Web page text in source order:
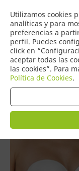
Utilizamos cookies
analíticas y para
preferencias a
perfil. Puedes
click en
aceptar todas las
las cookies”. Para
Política de Cookies.
DE
Productos (